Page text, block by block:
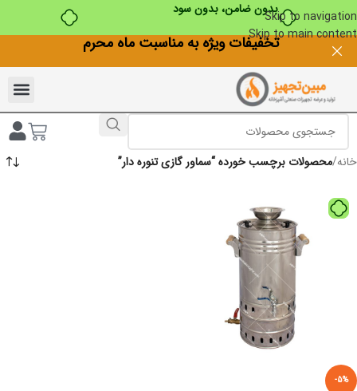
بدون ضامن، بدون سودSkip to navigation
Skip to main contentتخفیفات ویژه به مناسبت ماه محرم
خانه/محصولات برچسب خورده “سماور گازی تنوره دار”
-5%